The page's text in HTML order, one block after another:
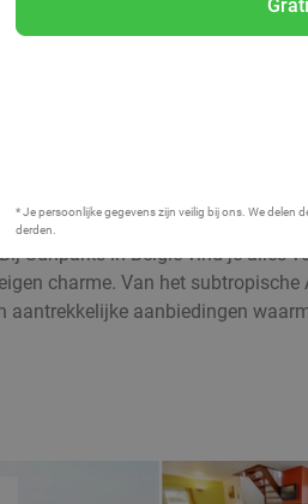
* Je persoonlijke gegevens zijn veilig bij ons. We delen
derden.
Sunparks in België vind je alles
charme. Van het
aanbiedingen